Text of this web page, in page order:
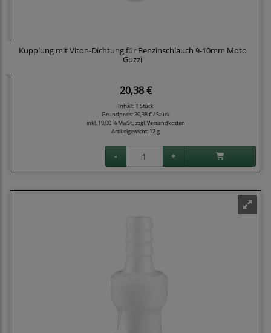
Kupplung mit Viton-Dichtung für Benzinschlauch 9-10mm Moto
Guzzi
20,38 €
Inhalt: 1 Stück
Grundpreis:20,38 € / Stück
inkl. 19,00 % MwSt., zzgl.Versandkosten
Artikelgewicht: 12 g